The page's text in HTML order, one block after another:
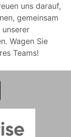
uns darauf,
gemeinsam
unserer
Wagen Sie
Teams!